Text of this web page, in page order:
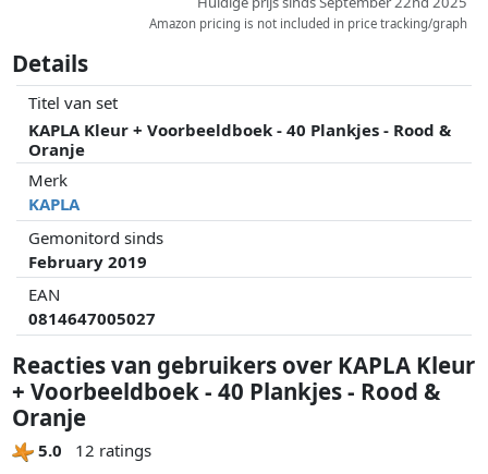
Amazon pricing is not included in price tracking/graph
Details
Titel van set
KAPLA Kleur + Voorbeeldboek - 40 Plankjes - Rood &
Oranje
Merk
KAPLA
Gemonitord sinds
February 2019
EAN
0814647005027
Reacties van gebruikers over KAPLA Kleur
+ Voorbeeldboek - 40 Plankjes - Rood &
Oranje
5.0
12 ratings